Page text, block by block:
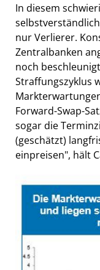
In diesem
nur Verlierer.
Zentralbanken
noch
Straffungszyklus
Forward-Swap-
sogar die
(geschätzt)
einpreisen", hält